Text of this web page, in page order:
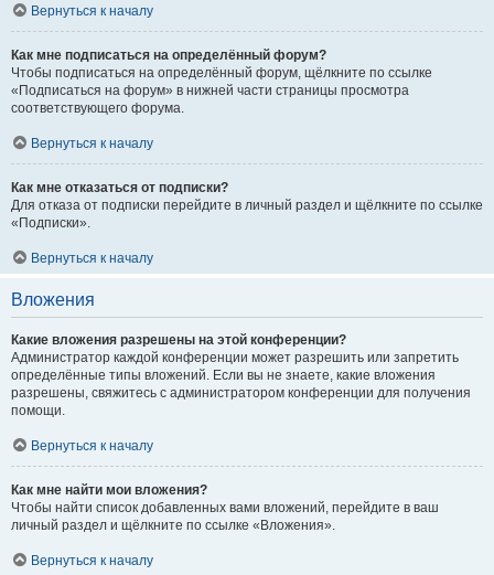
Вернуться к началу
Как мне подписаться на определённый форум?
Чтобы подписаться на определённый форум, щёлкните по ссылке
«Подписаться на форум» в нижней части страницы просмотра
соответствующего форума.
Вернуться к началу
Как мне отказаться от подписки?
Для отказа от подписки перейдите в личный раздел и щёлкните по ссылке
«Подписки».
Вернуться к началу
Вложения
Какие вложения разрешены на этой конференции?
Администратор каждой конференции может разрешить или запретить
определённые типы вложений. Если вы не знаете, какие вложения
разрешены, свяжитесь с администратором конференции для получения
помощи.
Вернуться к началу
Как мне найти мои вложения?
Чтобы найти список добавленных вами вложений, перейдите в ваш
личный раздел и щёлкните по ссылке «Вложения».
Вернуться к началу